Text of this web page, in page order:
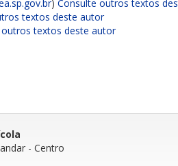
) Consulte outros textos
textos deste autor
textos deste autor
- Centro